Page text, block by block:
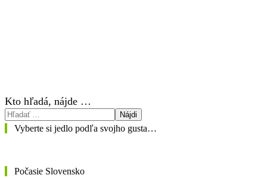
Kto hľadá, nájde …
Nájdi
Vyberte si jedlo podľa svojho gusta…
Počasie Slovensko